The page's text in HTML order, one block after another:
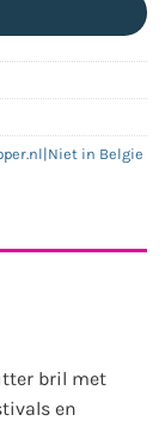
in Belgie
bril met
en